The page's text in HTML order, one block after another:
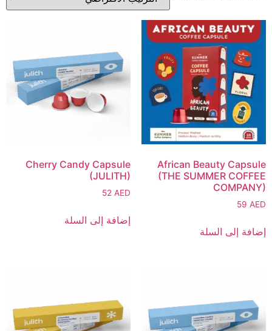
African Beauty Capsule
(THE SUMMER COFFEE
COMPANY)
59 AED
إضافة إلى السلة
Cherry Candy Capsule
(JULITH)
52AED
إضافة إلى السلة